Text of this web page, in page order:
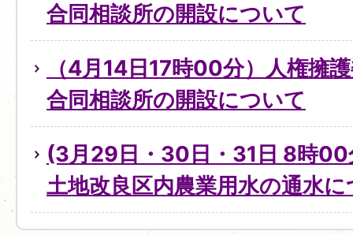
合同相談所の開設について
（4月14日17時00分）人権擁
合同相談所の開設について
(3月29日・30日・31日 8時
土地改良区内農業用水の通水